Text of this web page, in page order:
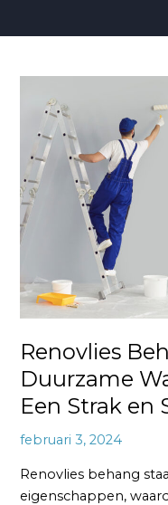
Renovlies
Duurzame
Een Strak en
februari 3, 2024
Renovlies behang
eigenschappen,
Behangers
Stootvast:
Duurzame
Wandafwerking
voor
Een
Strak
Sterk
Interieur